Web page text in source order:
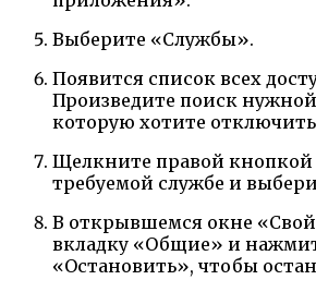
Выберите «Службы».
Появится список всех
Произведите поиск
которую хотите
Щелкните правой
требуемой службе и
В открывшемся окне
вкладку «Общие» и
«Остановить», чтобы